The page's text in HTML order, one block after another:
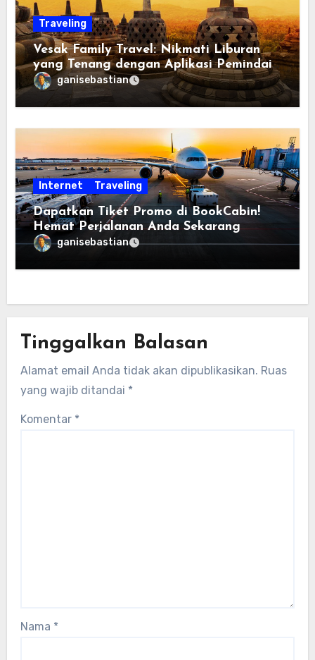
Traveling
Vesak Family Travel: Nikmati Liburan
yang Tenang dengan Aplikasi Pemindai
PDFganisebastian
Internet Traveling
Dapatkan Tiket Promo di BookCabin!
Hemat Perjalanan Anda Sekarang
ganisebastian
Tinggalkan Balasan
Alamat email Anda tidak akan dipublikasikan. Ruas
yang wajib ditandai *
Komentar *
Nama *